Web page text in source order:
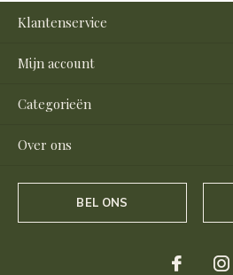
Klantenservice
Mijn account
Categorieën
Over ons
BEL ONS